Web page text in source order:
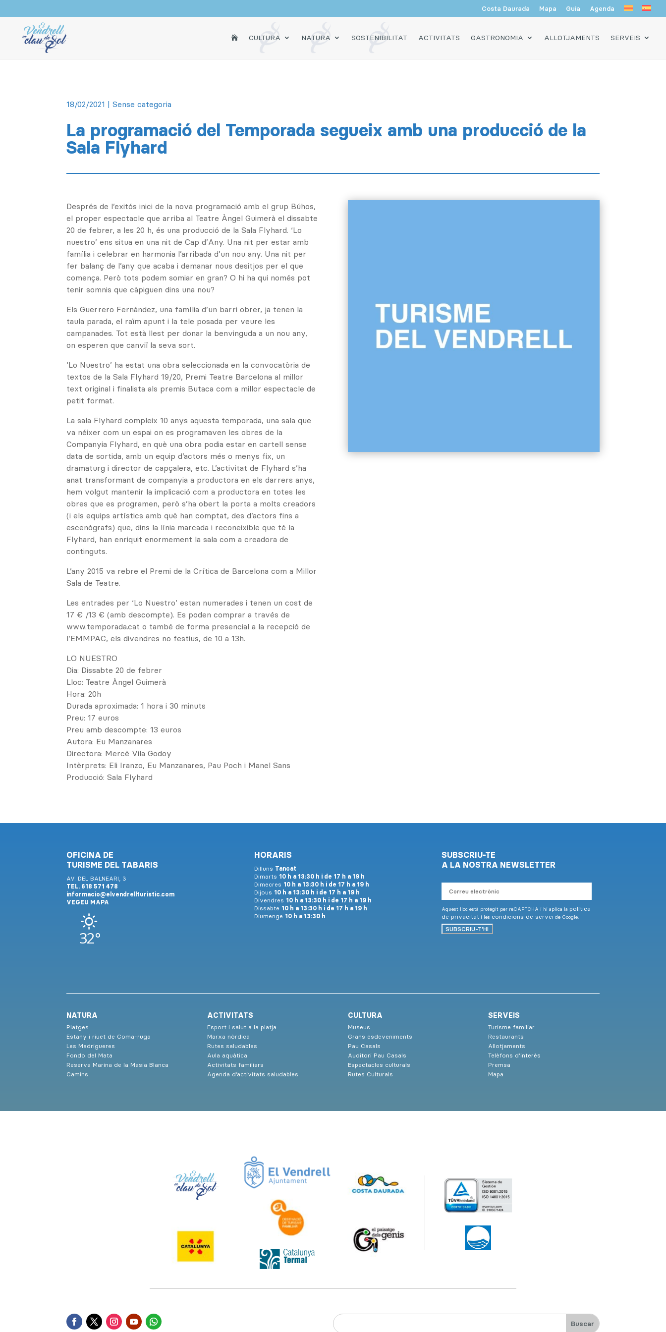
Costa Daurada Mapa Guia Agenda
INICICULTURA NATURA SOSTENIBILITAT ACTIVITATS GASTRONOMIA ALLOTJAMENTS SERVEIS
18/02/2021 | Sense categoria
La programació del Temporada segueix amb una producció de la
Sala Flyhard
Després de l’exitós inici de la nova programació amb el grup Búhos,
el proper espectacle que arriba al Teatre Àngel Guimerà el dissabte
20 de febrer, a les 20 h, és una producció de la Sala Flyhard. ‘Lo
nuestro’ ens situa en una nit de Cap d’Any. Una nit per estar amb
família i celebrar en harmonia l’arribada d’un nou any. Una nit per
fer balanç de l’any que acaba i demanar nous desitjos per el que
comença. Però tots podem somiar en gran? O hi ha qui només pot
tenir somnis que càpiguen dins una nou?
Els Guerrero Fernández, una família d’un barri obrer, ja tenen la
taula parada, el raïm apunt i la tele posada per veure les
campanades. Tot està llest per donar la benvinguda a un nou any,
on esperen que canviï la seva sort.
‘Lo Nuestro’ ha estat una obra seleccionada en la convocatòria de
textos de la Sala Flyhard 19/20, Premi Teatre Barcelona al millor
text original i finalista als premis Butaca com a millor espectacle de
petit format.
La sala Flyhard compleix 10 anys aquesta temporada, una sala que
va néixer com un espai on es programaven les obres de la
Companyia Flyhard, en què una obra podia estar en cartell sense
data de sortida, amb un equip d’actors més o menys fix, un
dramaturg i director de capçalera, etc. L’activitat de Flyhard s’ha
anat transformant de companyia a productora en els darrers anys,
hem volgut mantenir la implicació com a productora en totes les
obres que es programen, però s’ha obert la porta a molts creadors
(i els equips artístics amb què han comptat, des d’actors fins a
escenògrafs) que, dins la línia marcada i reconeixible que té la
Flyhard, han enriquit enormement la sala com a creadora de
continguts.
L’any 2015 va rebre el Premi de la Crítica de Barcelona com a Millor
Sala de Teatre.
Les entrades per ‘Lo Nuestro’ estan numerades i tenen un cost de
17 € /13 € (amb descompte). Es poden comprar a través de
www.temporada.cat o també de forma presencial a la recepció de
l’EMMPAC, els divendres no festius, de 10 a 13h.
LO NUESTRO
Dia: Dissabte 20 de febrer
Lloc: Teatre Àngel Guimerà
Hora: 20h
Durada aproximada: 1 hora i 30 minuts
Preu: 17 euros
Preu amb descompte: 13 euros
Autora: Eu Manzanares
Directora: Mercè Vila Godoy
Intèrprets: Eli Iranzo, Eu Manzanares, Pau Poch i Manel Sans
Producció: Sala Flyhard
OFICINA DE
TURISME DEL TABARIS
AV. DEL BALNEARI, 3
TEL. 618 571 478
informacio@elvendrellturistic.com
VEGEU MAPA
32°
HORARIS
Dilluns Tancat
Dimarts 10 h a 13:30 h i de 17 h a 19 h
Dimecres 10 h a 13:30 h i de 17 h a 19 h
Dijous 10 h a 13:30 h i de 17 h a 19 h
Divendres 10 h a 13:30 h i de 17 h a 19 h
Dissabte 10 h a 13:30 h i de 17 h a 19 h
Diumenge 10 h a 13:30 h
SUBSCRIU-TE
A LA NOSTRA NEWSLETTER
electrònic
Aquest lloc està protegit per reCAPTCHA i hi aplica la política
de privacitati les condicions de serveide Google.
SUBSCRIU-T'HI
NATURA
Platges
Estany i riuet de Coma-ruga
Les Madrigueres
Fondo del Mata
Reserva Marina de la Masia Blanca
Camins
ACTIVITATS
Esport i salut a la platja
Marxa nòrdica
Rutes saludables
Aula aquàtica
Activitats familiars
Agenda d’activitats saludables
CULTURA
Museus
Grans esdeveniments
Pau Casals
Auditori Pau Casals
Espectacles culturals
Rutes Culturals
SERVEIS
Turisme familiar
Restaurants
Allotjaments
Telèfons d’interès
Premsa
Mapa